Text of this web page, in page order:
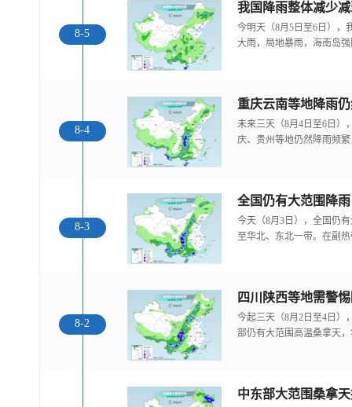
8-5
我国降雨整体减少
今明天（8月5日至6日），
大雨，局地暴雨，海南岛
8-4
重庆云南等地降雨
未来三天（8月4日至6日）
庆、贵州等地仍然降雨频
8-3
全国仍有大范围降
今天（8月3日），全国仍
至华北、东北一带。在副
8-2
今起三天（8月2日至4日）
部仍有大范围高温桑拿天
中东部大范围桑拿